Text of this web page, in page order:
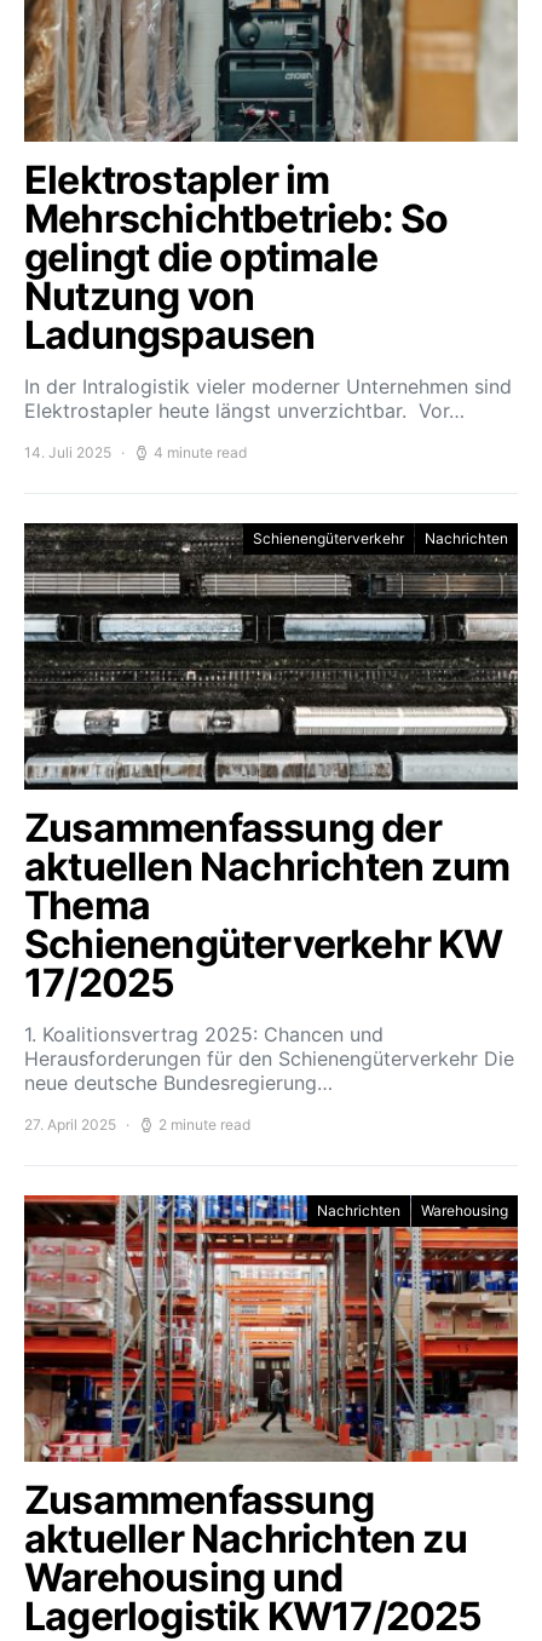
Elektrostapler im
Mehrschichtbetrieb: So
gelingt die optimale
Nutzung von
Ladungspausen
In der Intralogistik vieler moderner Unternehmen sind
Elektrostapler heute längst unverzichtbar. Vor…
14. Juli 2025 4 minute read
Schienengüterverkehr Nachrichten
Zusammenfassung der
aktuellen Nachrichten zum
Thema
Schienengüterverkehr KW
17/2025
1. Koalitionsvertrag 2025: Chancen und
Herausforderungen für den Schienengüterverkehr Die
neue deutsche Bundesregierung…
27. April 2025 2 minute read
Nachrichten Warehousing
Zusammenfassung
aktueller Nachrichten zu
Warehousing und
Lagerlogistik KW17/2025